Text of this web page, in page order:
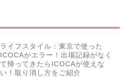
ライフスタイル：東京で使った
ICOCAがエラー！出場記録がなく
て帰ってきたらICOCAが使えな
い！取り消し方をご紹介